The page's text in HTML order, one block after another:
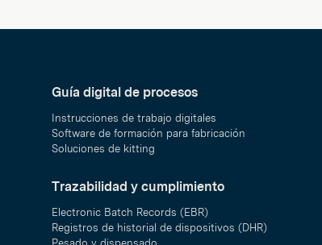
Guía digital de procesos
Instrucciones de trabajo digitales
Software de formación para fabricación
Soluciones de kitting
Trazabilidad y cumplimiento
Electronic Batch Records (EBR)
Registros de historial de dispositivos (DHR)